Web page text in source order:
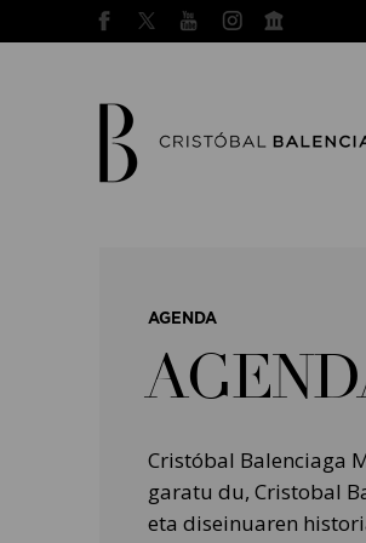
AGENDA
Cristóbal Balenciaga
garatu du, Cristobal
eta diseinuaren